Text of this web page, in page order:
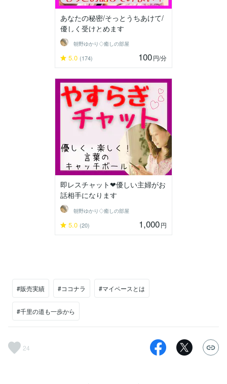
あなたの秘密/そっとうちあけて/
優しく受けとめます
朝野ゆかり◇癒しの部屋
5.0 (174) 100円/分
即レスチャット❤優しい主婦がお
話相手になります
朝野ゆかり◇癒しの部屋
5.0 (20) 1,000円
#販売実績 #ココナラ #マイペースとは
#千里の道も一歩から
24